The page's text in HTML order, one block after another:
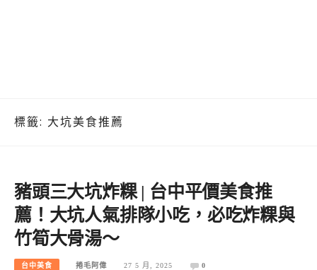
標籤: 大坑美食推薦
豬頭三大坑炸粿 | 台中平價美食推
薦！大坑人氣排隊小吃，必吃炸粿與
竹筍大骨湯～
台中美食 捲毛阿偉 27 5 月, 2025 0